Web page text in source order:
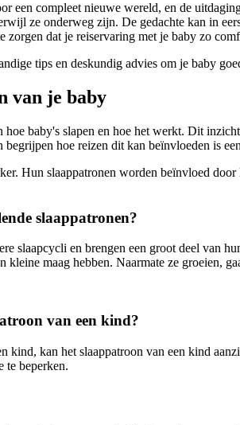
een compleet nieuwe wereld, en de
ze onderweg zijn. De gedachte kan in
zorgen dat je reiservaring met je baby zo
tips en deskundig advies om je baby
van je baby
baby's slapen en hoe het werkt. Dit
begrijpen hoe reizen dit kan beïnvloeden is
Hun slaappatronen worden beïnvloed
slaappatronen?
slaapcycli en brengen een groot deel van
kleine maag hebben. Naarmate ze groeien,
van een kind?
kind, kan het slaappatroon van een kind
te beperken.